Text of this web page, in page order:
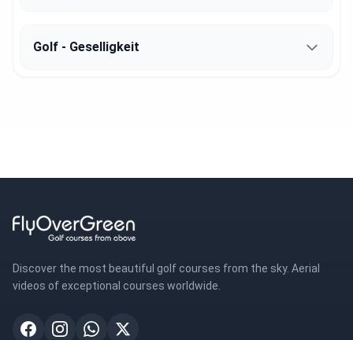
Golf - Geselligkeit
Discover the most beautiful golf courses from the sky. Aerial
videos of exceptional courses worldwide.